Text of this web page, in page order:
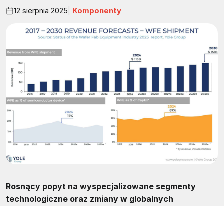
12 sierpnia 2025 Komponenty
Rosnący popyt na wyspecjalizowane segmenty
technologiczne oraz zmiany w globalnych